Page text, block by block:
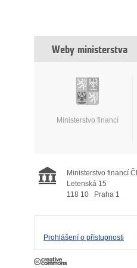
Weby ministerstva
Ministerstvo financí
Ministerstvo financí
Letenská 15
118 10
Praha 1
Prohlášení o přístupnosti